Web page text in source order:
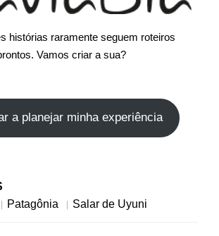
histórias raramente seguem roteiros
Vamos criar a sua?
a planejar minha experiência
Patagônia Salar de Uyuni